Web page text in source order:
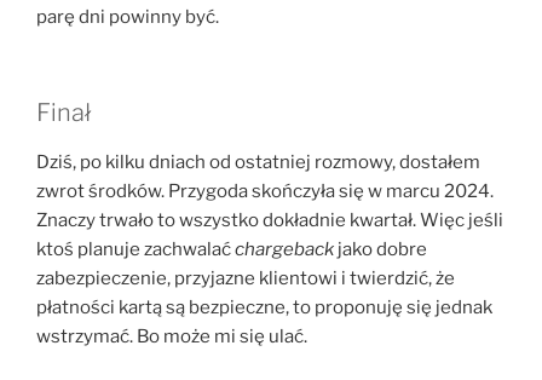
parę dni powinny być.
Finał
Dziś, po kilku dniach od ostatniej rozmowy, dostałem
zwrot środków. Przygoda skończyła się w marcu 2024.
Znaczy trwało to wszystko dokładnie kwartał. Więc jeśli
ktoś planuje zachwalaćchargeback jako dobre
zabezpieczenie, przyjazne klientowi i twierdzić, że
płatności kartą są bezpieczne, to proponuję się jednak
wstrzymać. Bo może mi się ulać.